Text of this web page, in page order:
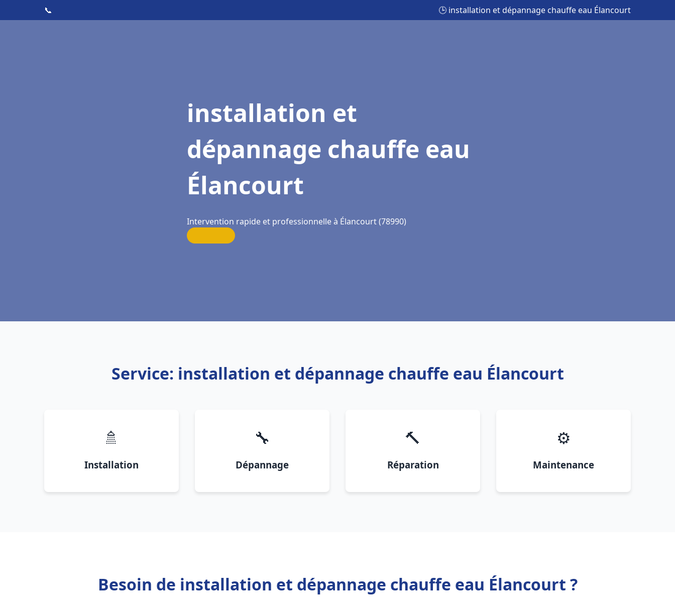
📞 🕒 installation et dépannage chauffe eau Élancourt
installation et
dépannage chauffe eau
Élancourt
Intervention rapide et professionnelle à Élancourt (78990)
Service: installation et dépannage chauffe eau Élancourt
🚿
Installation
🔧
Dépannage
🔨
Réparation
⚙️
Maintenance
Besoin de installation et dépannage chauffe eau Élancourt ?